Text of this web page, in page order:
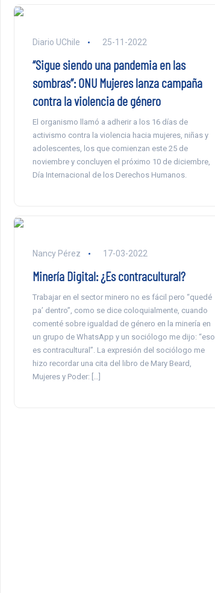
Diario UChile 25-11-2022
“Sigue siendo una pandemia en las
sombras”: ONU Mujeres lanza campaña
contra la violencia de género
El organismo llamó a adherir a los 16 días de
activismo contra la violencia hacia mujeres, niñas y
adolescentes, los que comienzan este 25 de
noviembre y concluyen el próximo 10 de diciembre,
Día Internacional de los Derechos Humanos.
Nancy Pérez 17-03-2022
Minería Digital: ¿Es contracultural?
Trabajar en el sector minero no es fácil pero “quedé
pa’ dentro”, como se dice coloquialmente, cuando
comenté sobre igualdad de género en la minería en
un grupo de WhatsApp y un sociólogo me dijo: “eso
es contracultural”. La expresión del sociólogo me
hizo recordar una cita del libro de Mary Beard,
Mujeres y Poder: […]